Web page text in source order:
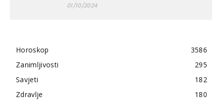
01/10/2024
Horoskop
3586
Zanimljivosti
295
Savjeti
182
Zdravlje
180